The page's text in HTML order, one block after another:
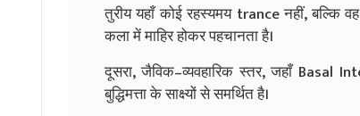
तुरीय यहाँ कोई रहस्यमय trance नहीं, बल्कि
कला में माहिर होकर पहचानता है।
दूसरा, जैविक–व्यवहारिक स्तर, जहाँ Basal
बुद्धिमत्ता के साक्ष्यों से समर्थित है।